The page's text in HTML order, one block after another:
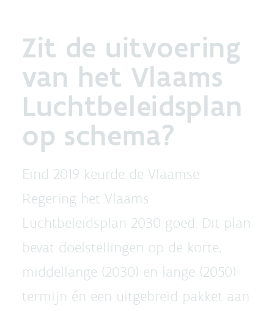
Zit de uitvoering
van het Vlaams
Luchtbeleidsplan
op schema?
Eind 2019 keurde de Vlaamse
Regering het Vlaams
Luchtbeleidsplan 2030 goed. Dit plan
bevat doelstellingen op de korte,
middellange (2030) en lange (2050)
termijn én een uitgebreid pakket aan